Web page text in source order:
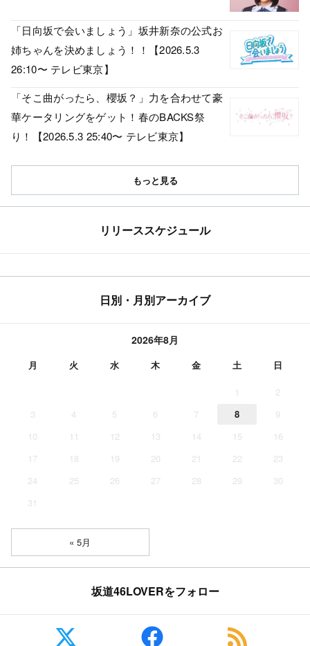
「日向坂で会いましょう」坂井新奈の公式お
姉ちゃんを決めましょう！！【2026.5.3
26:10〜 テレビ東京】
「そこ曲がったら、櫻坂？」力を合わせて豪
華ケータリングをゲット！春のBACKS祭
り！【2026.5.3 25:40〜 テレビ東京】
もっと見る
リリーススケジュール
日別・月別アーカイブ
2026年8月
月 火 水 木 金 土 日
1
2
3
4 5 6 7 8
9
10
11 12 13 14 15
16
17
18 19 20 21 22
23
24
25 26 27 28 29
30
31
« 5月
坂道46LOVERをフォロー